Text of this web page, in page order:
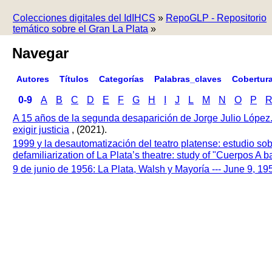
Colecciones digitales del IdIHCS » RepoGLP - Repositorio
temático sobre el Gran La Plata »
Navegar
Autores Títulos Categorías Palabras_claves
0-9 A B C D E F G H J L M N O P
R
A 15 años de la segunda desaparición de Jorge Julio
exigir justicia , (2021).
1999 y la desautomatización del teatro platense: estudio
defamiliarization of La Plata’s theatre: study of "Cuerpos A
9 de junio de 1956: La Plata, Walsh y Mayoría --- June 9,